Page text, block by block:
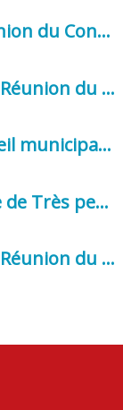
Compte-rendu de la réunion du Conseil municipal du 05 juin 2026
Liste des délibérations – Réunion du Conseil municipal du 1er juillet 2026
Avis de réunion du Conseil municipal du 1er juillet 2026
Information sur la classe de Très petite section à Saint Jean d’Angély
Liste des délibérations – Réunion du Conseil municipal du 05 juin 2026